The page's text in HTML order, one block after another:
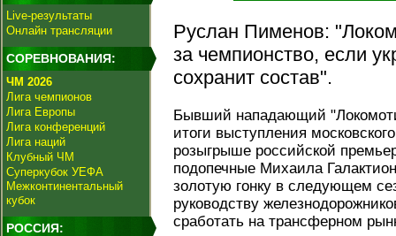
Live-результаты
Онлайн трансляции
СОРЕВНОВАНИЯ:
ЧМ 2026
Лига чемпионов
Лига Европы
Лига конференций
Лига наций
Клубный ЧМ
Суперкубок УЕФА
Межконтинентальный
кубок
РОССИЯ:
Руслан Пименов:
за чемпионство, если
сохранит состав".
Бывший нападающий
итоги выступления
розыгрыше российской
подопечные Михаила
золотую гонку в следующем
руководству
сработать на трансферном